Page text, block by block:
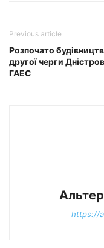
Previous article
Розпочато
другої черги
ГАЕС
https://